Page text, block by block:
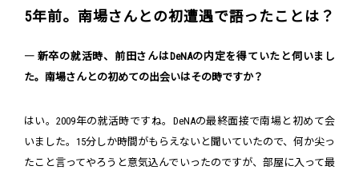
5年前。南場さんとの初遭遇で語ったことは？
― 新卒の就活時、前田さんはDeNAの内定を得ていたと伺いまし
た。南場さんとの初めての出会いはその時ですか？
はい。2009年の就活時ですね。DeNAの最終面接で南場と初めて会
いました。15分しか時間がもらえないと聞いていたので、何か尖っ
たこと言ってやろうと意気込んでいったのですが、部屋に入って最